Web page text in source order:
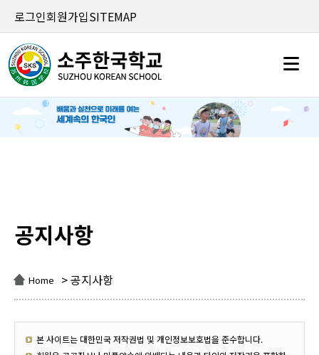
로그인회원가입SITEMAP
공지사항
Home > 공지사항
본 사이트는 대한민국 저작권법 및 개인정보보호법을 준수합니다.